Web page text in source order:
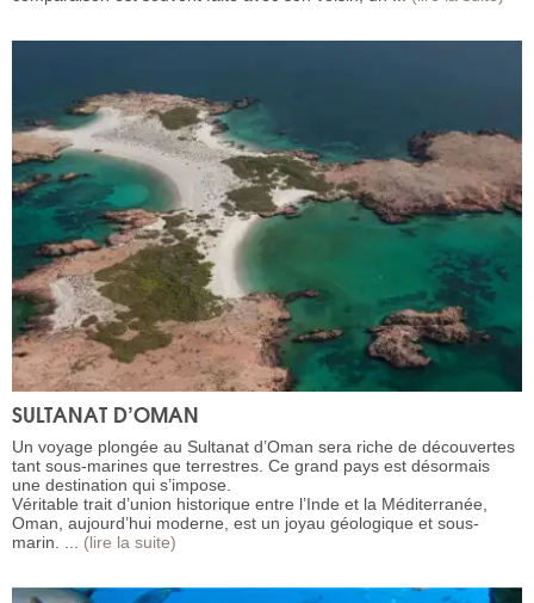
SULTANAT D’OMAN
Un voyage plongée au Sultanat d’Oman sera riche de découvertes
tant sous-marines que terrestres. Ce grand pays est désormais
une destination qui s’impose.
Véritable trait d’union historique entre l’Inde et la Méditerranée,
Oman, aujourd’hui moderne, est un joyau géologique et sous-
marin. ... (lire la suite)